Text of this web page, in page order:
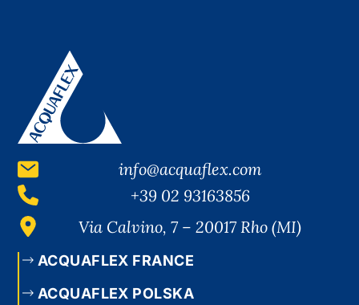
info@acquaflex.com
+39 02 93163856
Via Calvino, 7 – 20017 Rho (MI)
ACQUAFLEX FRANCE
ACQUAFLEX POLSKA